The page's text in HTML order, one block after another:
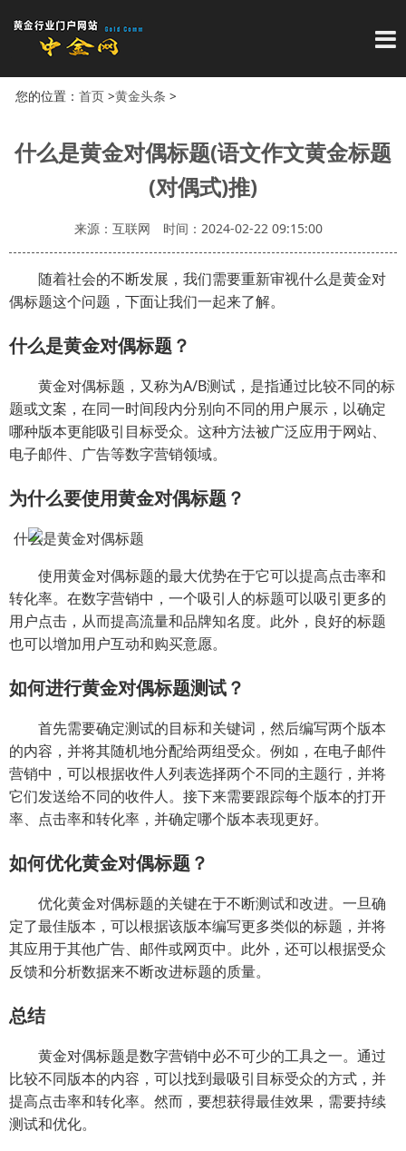
导
您的位置： 首页>黄金头条 >
什么是黄金对偶标题(语文作文黄金标题
(对偶式)推)
来源：互联网 时间：2024-02-22 09:15:00
随着社会的不断发展，我们需要重新审视什么是黄金对
偶标题这个问题，下面让我们一起来了解。
什么是黄金对偶标题？
黄金对偶标题，又称为A/B测试，是指通过比较不同的标
题或文案，在同一时间段内分别向不同的用户展示，以确定
哪种版本更能吸引目标受众。这种方法被广泛应用于网站、
电子邮件、广告等数字营销领域。
为什么要使用黄金对偶标题？
使用黄金对偶标题的最大优势在于它可以提高点击率和
转化率。在数字营销中，一个吸引人的标题可以吸引更多的
用户点击，从而提高流量和品牌知名度。此外，良好的标题
也可以增加用户互动和购买意愿。
如何进行黄金对偶标题测试？
首先需要确定测试的目标和关键词，然后编写两个版本
的内容，并将其随机地分配给两组受众。例如，在电子邮件
营销中，可以根据收件人列表选择两个不同的主题行，并将
它们发送给不同的收件人。接下来需要跟踪每个版本的打开
率、点击率和转化率，并确定哪个版本表现更好。
如何优化黄金对偶标题？
优化黄金对偶标题的关键在于不断测试和改进。一旦确
定了最佳版本，可以根据该版本编写更多类似的标题，并将
其应用于其他广告、邮件或网页中。此外，还可以根据受众
反馈和分析数据来不断改进标题的质量。
总结
黄金对偶标题是数字营销中必不可少的工具之一。通过
比较不同版本的内容，可以找到最吸引目标受众的方式，并
提高点击率和转化率。然而，要想获得最佳效果，需要持续
测试和优化。